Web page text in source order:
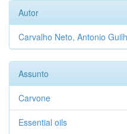
Autor
Carvalho Neto, Antonio
Assunto
Carvone
Essential oils